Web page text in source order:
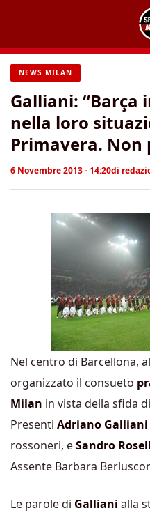
contenuto
NEWS MILAN
Galliani: “Barça
nella loro
Primavera. Non
6 Novembre 2013 - 14:20di
Nel centro di Barcellona,
organizzato il consueto
Milan in vista della sfida
Presenti Adriano Galliani
rossoneri, eSandro Rosell
Assente Barbara
Le parole di Galliani alla